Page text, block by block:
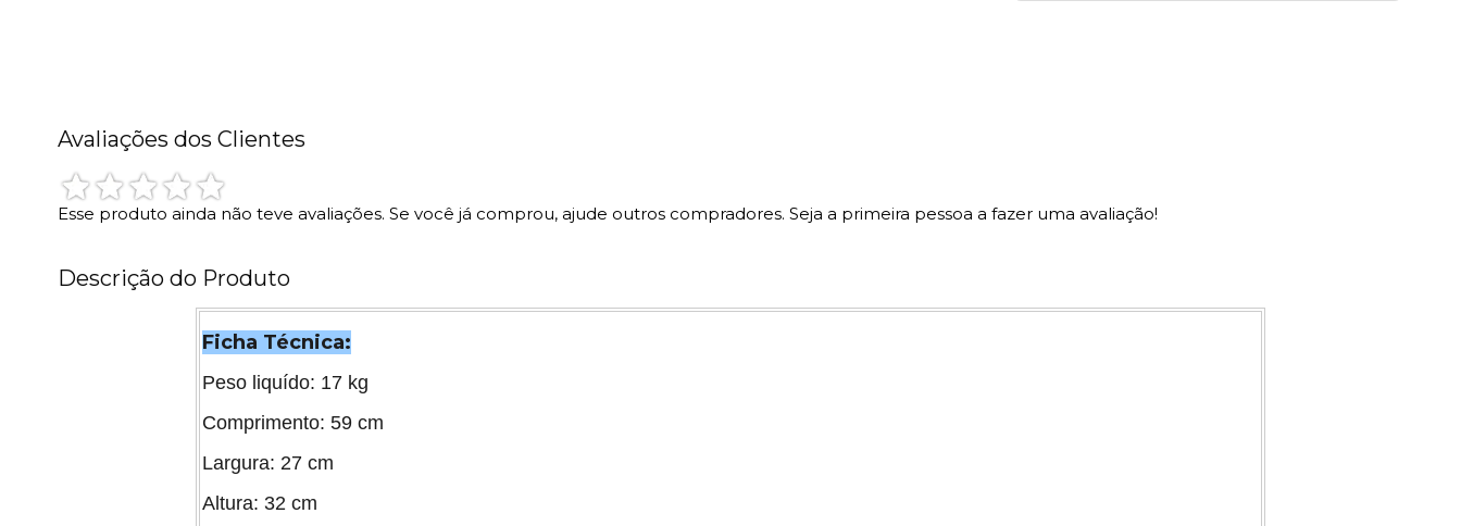
Avaliações dos Clientes
Esse produto ainda não teve avaliações. Se você já comprou, ajude outros compradores. Seja a primeira pessoa a fazer uma avaliação!
Descrição do Produto
Ficha Técnica:
Peso liquído: 17 kg
Comprimento: 59 cm
Largura: 27 cm
Altura: 32 cm